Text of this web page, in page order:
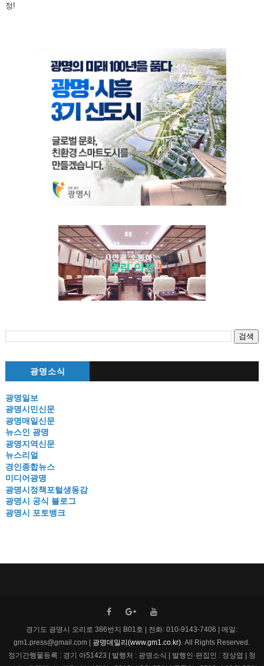
정!
광명소식
광명일보
광명시민신문
광명매일신문
뉴스인 광명
광명지역신문
뉴스리얼
경인종합뉴스
미디어광명
광명시정책포털생동감
광명시 공식 블로그
광명시 포토뱅크
경기도 광명시 오리로 386번지 B01호 | 전화: 010-9143-7406 | 메일:
gm1.press@gmail.com | 광명데일리(www.gm1.co.kr). All Rights Reserved.
정기간행물등록 : 경기 아51423 | 발행처 : 광명소식 | 발행인·편집인 : 정상엽 | 청